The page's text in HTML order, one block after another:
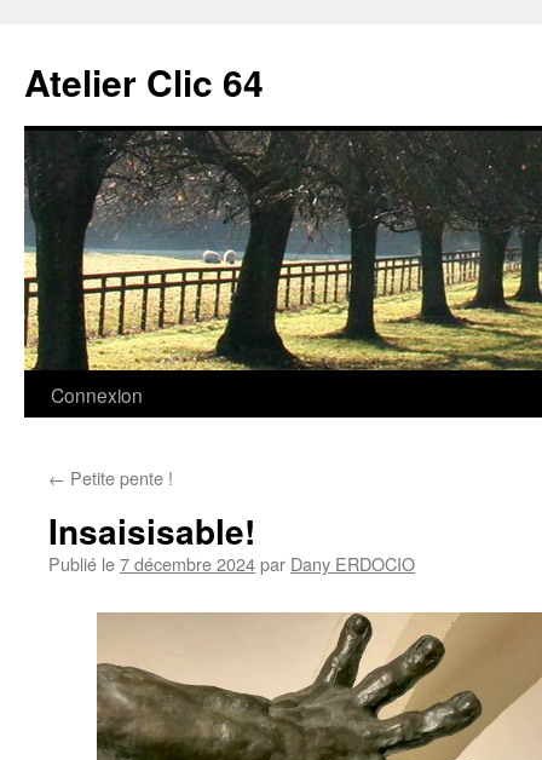
contenu
Atelier Clic 64
Connexion
← Petite pente !
Insaisisable!
Publié le7 décembre 2024par Dany ERDOCIO